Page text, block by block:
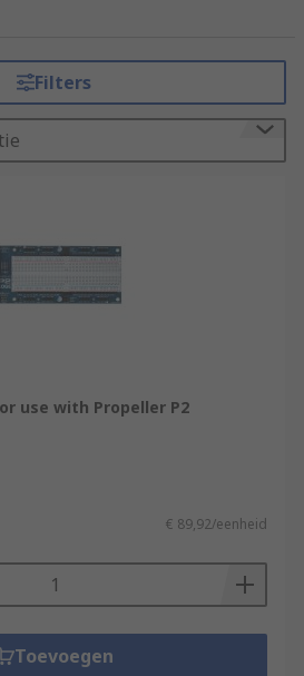
Filters
use with Propeller P2
€ 89,92/eenheid
Toevoegen